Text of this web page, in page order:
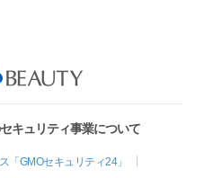
キュリティ事業について
「GMOセキュリティ24」